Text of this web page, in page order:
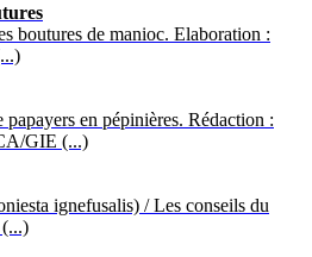
boutures de manioc. Elaboration :
en pépinières. Rédaction :
GIE (...)
ignefusalis) / Les conseils du